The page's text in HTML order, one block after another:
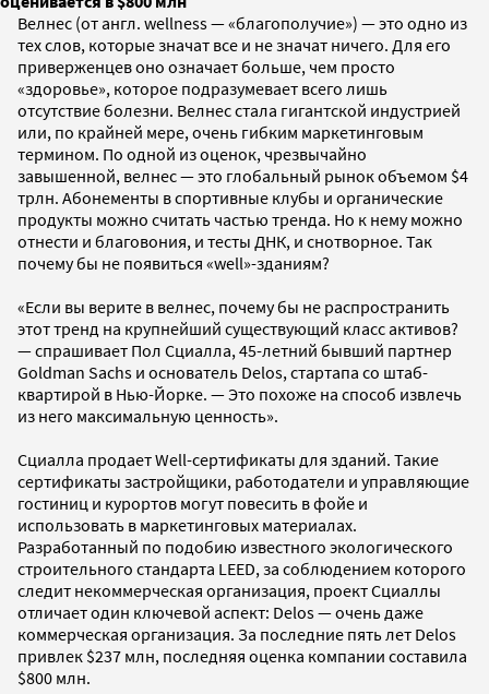
Велнес (от англ. wellness — «благополучие») — это одно из
тех слов, которые значат все и не значат ничего. Для его
приверженцев оно означает больше, чем просто
«здоровье», которое подразумевает всего лишь
отсутствие болезни. Велнес стала гигантской индустрией
или, по крайней мере, очень гибким маркетинговым
термином. По одной из оценок, чрезвычайно
завышенной, велнес — это глобальный рынок объемом $4
трлн. Абонементы в спортивные клубы и органические
продукты можно считать частью тренда. Но к нему можно
отнести и благовония, и тесты ДНК, и снотворное. Так
почему бы не появиться «well»-зданиям?
«Если вы верите в велнес, почему бы не распространить
этот тренд на крупнейший существующий класс активов?
— спрашивает Пол Сциалла, 45-летний бывший партнер
Goldman Sachs и основатель Delos, стартапа со штаб-
квартирой в Нью-Йорке. — Это похоже на способ извлечь
из него максимальную ценность».
Сциалла продает Well-сертификаты для зданий. Такие
сертификаты застройщики, работодатели и управляющие
гостиниц и курортов могут повесить в фойе и
использовать в маркетинговых материалах.
Разработанный по подобию известного экологического
строительного стандарта LEED, за соблюдением которого
следит некоммерческая организация, проект Сциаллы
отличает один ключевой аспект: Delos — очень даже
коммерческая организация. За последние пять лет Delos
привлек $237 млн, последняя оценка компании составила
$800 млн.